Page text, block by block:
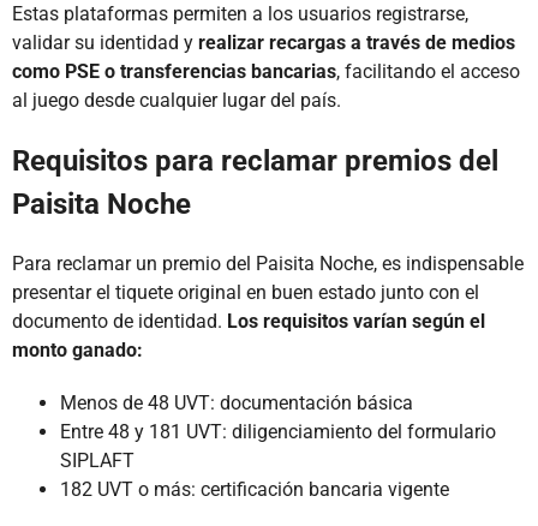
Estas plataformas permiten a los usuarios registrarse,
validar su identidad y realizar recargas a través de medios
como PSE o transferencias bancarias, facilitando el acceso
al juego desde cualquier lugar del país.
Requisitos para reclamar premios del
Paisita Noche
Para reclamar un premio del Paisita Noche, es indispensable
presentar el tiquete original en buen estado junto con el
documento de identidad. Los requisitos varían según el
monto ganado:
Menos de 48 UVT: documentación básica
Entre 48 y 181 UVT: diligenciamiento del formulario
SIPLAFT
182 UVT o más: certificación bancaria vigente